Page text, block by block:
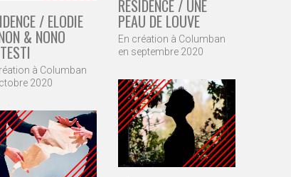
RÉSIDENCE / UNE
PEAU DE LOUVE
En création à Columban
en septembre 2020
/ ELODIE
& NONO
à Columban
2020